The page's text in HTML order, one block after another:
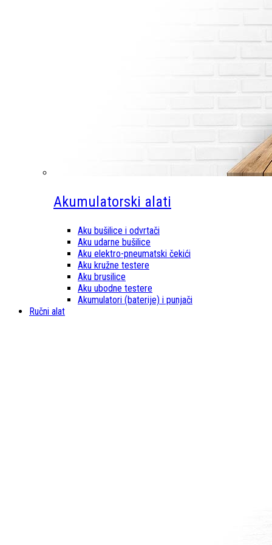
Akumulatorski alati
Aku bušilice i odvrtači
Aku udarne bušilice
Aku elektro-pneumatski čekići
Aku kružne testere
Aku brusilice
Aku ubodne testere
Akumulatori (baterije) i punjači
Ručni alat